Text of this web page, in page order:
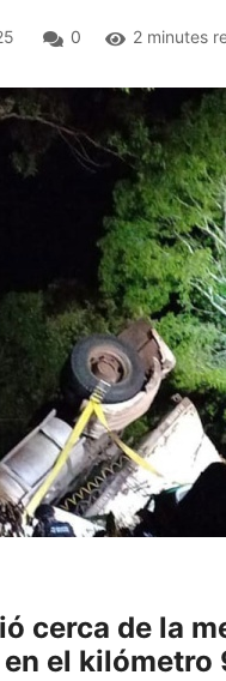
0 2 minutes
cerca de la
el